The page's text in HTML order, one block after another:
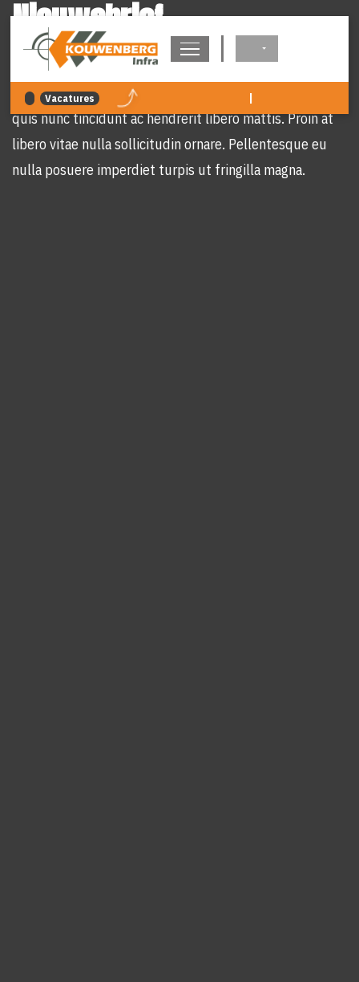
overslaan
Vacatures |
Nieuwsbrief
Proin at libero vitae nulla sollicitudin ornare. Proin at
libero vitae nulla sollicitudin ornare. Duis mattis neque
quis nunc tincidunt ac hendrerit libero mattis. Proin at
libero vitae nulla sollicitudin ornare. Pellentesque eu
nulla posuere imperdiet turpis ut fringilla magna.